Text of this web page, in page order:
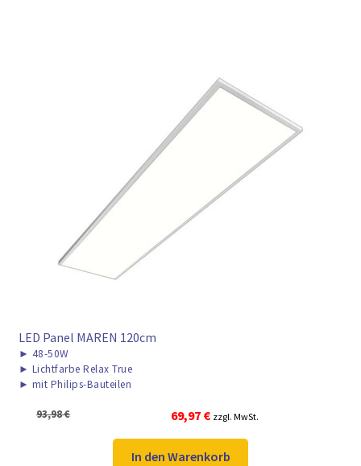
LED Panel MAREN 120cm
► 48-50W
► Lichtfarbe Relax True
► mit Philips-Bauteilen
93,98€
Ursprünglicher
Preis
war:
69,97 €Aktueller
Preis
ist:
zzgl. MwSt.
In den Warenkorb